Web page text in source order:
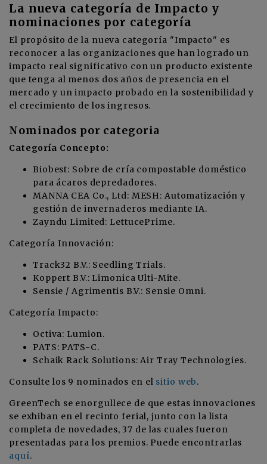
La nueva categoría de Impacto y
nominaciones por categoría
El propósito de la nueva categoría "Impacto" es
reconocer a las organizaciones que han logrado un
impacto real significativo con un producto existente
que tenga al menos dos años de presencia en el
mercado y un impacto probado en la sostenibilidad y
el crecimiento de los ingresos.
Nominados por categoria
Categoría Concepto:
Biobest: Sobre de cría compostable doméstico
para ácaros depredadores.
MANNA CEA Co., Ltd: MESH: Automatización y
gestión de invernaderos mediante IA.
Zayndu Limited: LettucePrime.
Categoría Innovación:
Track32 B.V.: Seedling Trials.
Koppert B.V.: Limonica Ulti-Mite.
Sensie / Agrimentis B.V.: Sensie Omni.
Categoría Impacto:
Octiva: Lumion.
PATS: PATS-C.
Schaik Rack Solutions: Air Tray Technologies.
Consulte los 9 nominados en el sitio web.
GreenTech se enorgullece de que estas innovaciones
se exhiban en el recinto ferial, junto con la lista
completa de novedades, 37 de las cuales fueron
presentadas para los premios. Puede encontrarlas
aquí.